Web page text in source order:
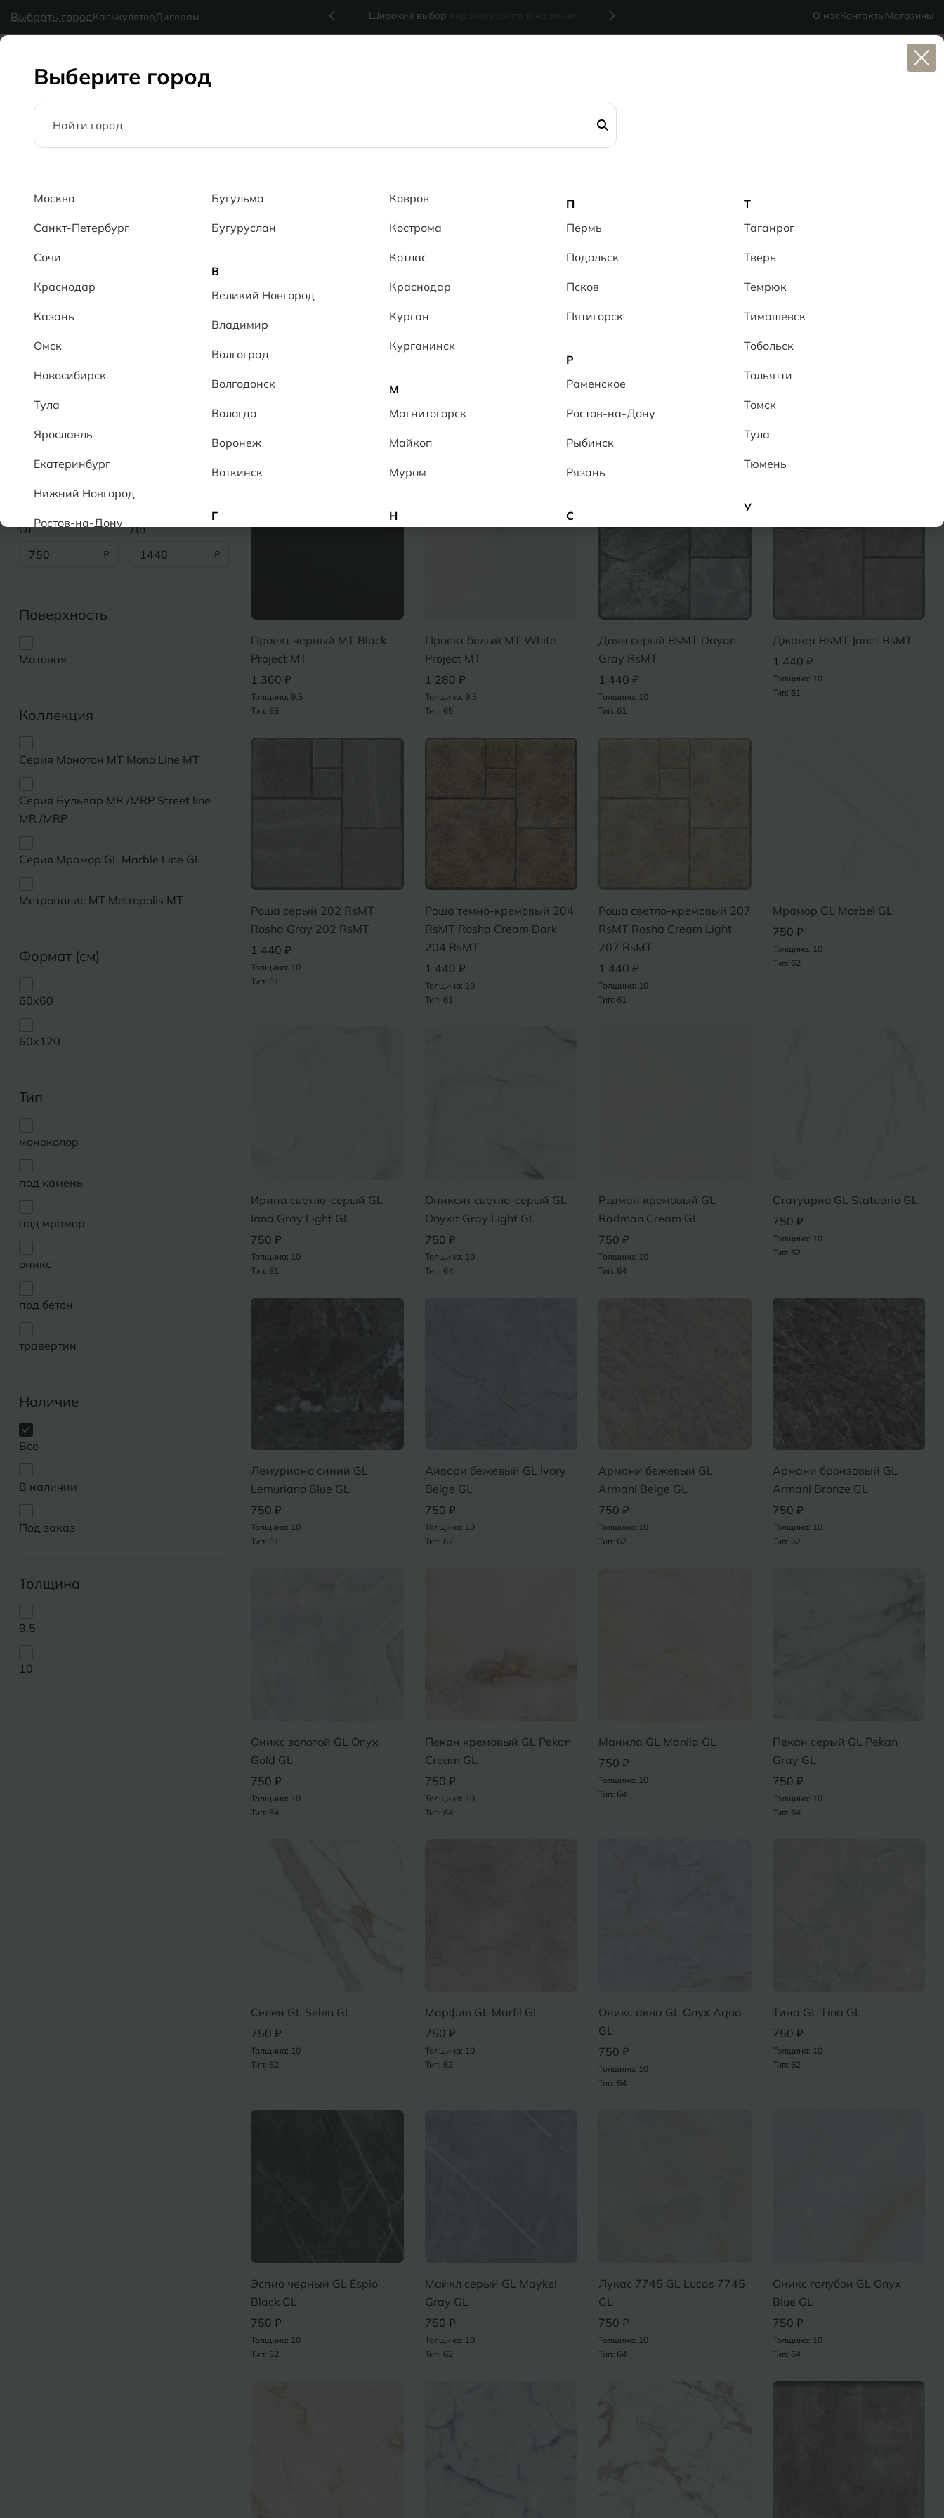
Выбрать городКалькуляторДилерам
наличии MG Ceramic- делаем красиво надолго Широкий выбор - делаем красиво надолго
О насКонтактыМагазины
Каталог
60x60
Товары
Показаны товары 67 из 67
От
750
До
1440
Поверхность
Матовая
Коллекция
Серия Монотон MT Mono Line MT
Серия Бульвар MR /MRP Street line
MR /MRP
Серия Мрамор GL Marble Line GL
Метрополис MT Metropolis MT
Формат (см)
60x60
60x120
Тип
моноколор
под камень
под мрамор
оникс
под бетон
травертин
Наличие
Все
В наличии
Под заказ
Толщина
9.5
10
Проект черный MT Black
Project MT
1 360 ₽
Толщина: 9.5
Тип: 65
Проект белый MT White
Project MT
1 280 ₽
Толщина: 9.5
Тип: 65
Даян серый RsMT Dayan
Gray RsMT
1 440 ₽
Толщина: 10
Тип: 61
Джанет RsMT Janet RsMT
1 440 ₽
Толщина: 10
Тип: 61
Роша серый 202 RsMT
Rosha Gray 202 RsMT
1 440 ₽
Толщина: 10
Тип: 61
Роша темно-кремовый 204
RsMT Rosha Cream Dark
204 RsMT
1 440 ₽
Толщина: 10
Тип: 61
Роша светло-кремовый 207
RsMT Rosha Cream Light
207 RsMT
1 440 ₽
Толщина: 10
Тип: 61
Мрамор GL Marbel GL
750 ₽
Толщина: 10
Тип: 62
Ирина светло-серый GL
Irina Gray Light GL
750 ₽
Толщина: 10
Тип: 61
Ониксит светло-серый GL
Onyxit Gray Light GL
750 ₽
Толщина: 10
Тип: 64
Рэдман кремовый GL
Radman Cream GL
750 ₽
Толщина: 10
Тип: 64
Статуарио GL Statuario GL
750 ₽
Толщина: 10
Тип: 62
Лемуриано синий GL
Lemuriano Blue GL
750 ₽
Толщина: 10
Тип: 61
Айвори бежевый GL İvory
Beige GL
750 ₽
Толщина: 10
Тип: 62
Армани бежевый GL
Armani Beige GL
750 ₽
Толщина: 10
Тип: 62
Армани бронзовый GL
Armani Bronze GL
750 ₽
Толщина: 10
Тип: 62
Оникс золотой GL Onyx
Gold GL
750 ₽
Толщина: 10
Тип: 64
Пекан кремовый GL Pekan
Cream GL
750 ₽
Толщина: 10
Тип: 64
Манила GL Manila GL
750 ₽
Толщина: 10
Тип: 64
Пекан серый GL Pekan
Gray GL
750 ₽
Толщина: 10
Тип: 64
Селен GL Selen GL
750 ₽
Толщина: 10
Тип: 62
Марфил GL Marfil GL
750 ₽
Толщина: 10
Тип: 62
Оникс аква GL Onyx Aqua
GL
750 ₽
Толщина: 10
Тип: 64
Тина GL Tina GL
750 ₽
Толщина: 10
Тип: 62
Эспио черный GL Espio
Black GL
750 ₽
Толщина: 10
Тип: 62
Майкл серый GL Maykel
Gray GL
750 ₽
Толщина: 10
Тип: 62
Лукас 7745 GL Lucas 7745
GL
750 ₽
Толщина: 10
Тип: 64
Оникс голубой GL Onyx
Blue GL
750 ₽
Толщина: 10
Тип: 64
Выберите город
Москва
Санкт-Петербург
Сочи
Краснодар
Казань
Омск
Новосибирск
Тула
Ярославль
Екатеринбург
Нижний Новгород
Ростов-на-Дону
А
Алушта
Барнаул
Белгород
Белореченск
Боровичи
Бугульма
Бугуруслан
В
Великий Новгород
Владимир
Волгоград
Волгодонск
Вологда
Воронеж
Воткинск
Г
Дмитровград
Евпатория
Иваново
Кемерово
Ковров
Кострома
Котлас
Краснодар
Курган
Курганинск
М
Магнитогорск
Майкоп
Муром
Н
Нижний Новгород
Новомосковск
Новосибирск
П
Пермь
Подольск
Псков
Пятигорск
Р
Раменское
Ростов-на-Дону
Рыбинск
Рязань
С
Севастополь
Симферополь
Славянск-на-Кубани
Т
Таганрог
Тверь
Темрюк
Тимашевск
Тобольск
Тольятти
Томск
Тула
Тюмень
У
Улан-Удэ
Ульяновск
Химки
Ярославль